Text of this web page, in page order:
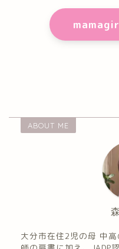
ABOUT ME
大分市在住2児の母 中